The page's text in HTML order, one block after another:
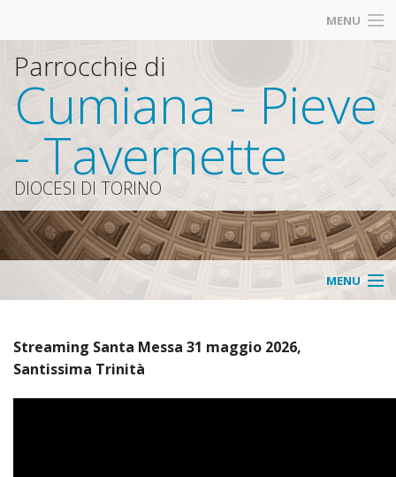
MENU
Parrocchie di
Cumiana - Pieve
- Tavernette
DIOCESI DI TORINO
MENU
Cappelle
Streaming Santa Messa 31 maggio 2026,
Santissima Trinità